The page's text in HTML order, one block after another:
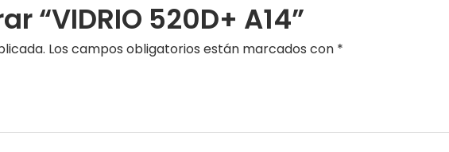
“VIDRIO 520D+ A14”
Los campos obligatorios están marcados con *